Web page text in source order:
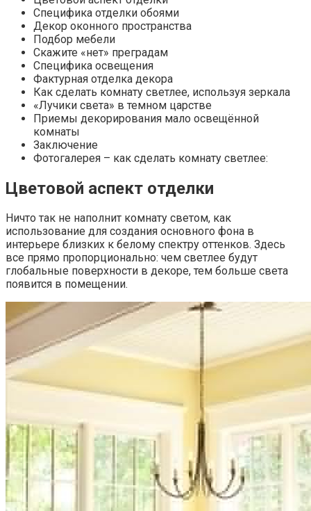
Специфика отделки обоями
Декор оконного пространства
Подбор мебели
Скажите «нет» преградам
Специфика освещения
Фактурная отделка декора
Как сделать комнату светлее, используя зеркала
«Лучики света» в темном царстве
Приемы декорирования мало освещённой
комнаты
Заключение
Фотогалерея – как сделать комнату светлее:
Цветовой аспект отделки
Ничто так не наполнит комнату светом, как
использование для создания основного фона в
интерьере близких к белому спектру оттенков. Здесь
все прямо пропорционально: чем светлее будут
глобальные поверхности в декоре, тем больше света
появится в помещении.